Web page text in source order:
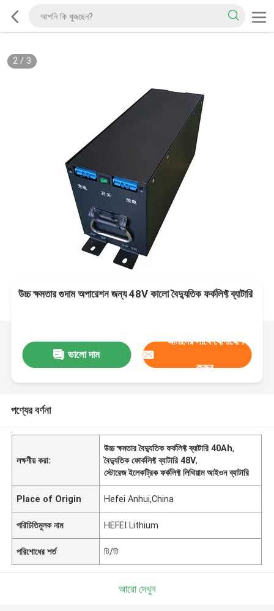
2/ 3
উচ্চ ক্ষমতার গুদাম অপারেশন জন্য 48V কালো বৈদ্যুতিক ফর্কলিফ্ট ব্যাটারি
ভালো দাম
আমাদের সাথে যোগাযোগ
করুন
পণ্যের বর্ণনা
লক্ষণীয় করা:
উচ্চ ক্ষমতার বৈদ্যুতিক ফর্কলিফ্ট ব্যাটারি 40Ah,
বৈদ্যুতিক ফোর্কলিফ্ট ব্যাটারি 48V,
স্টোরেজ ইলেকট্রিক ফর্কলিফ্ট লিথিয়াম আইওন ব্যাটারি
Place of Origin Hefei Anhui,China
পরিচিতিমুলক নাম HEFEI Lithium
পরিশোধের শর্ত টি/টি
আরো দেখুন